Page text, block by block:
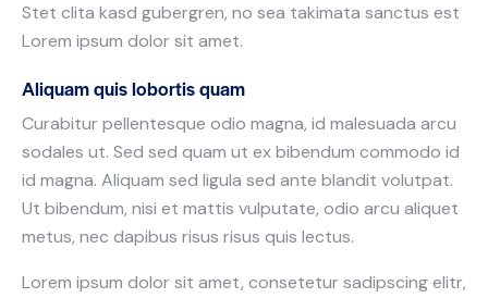
Stet clita kasd gubergren, no sea takimata sanctus est
Lorem ipsum dolor sit amet.
Aliquam quis lobortis quam
Curabitur pellentesque odio magna, id malesuada arcu
sodales ut. Sed sed quam ut ex bibendum commodo id
id magna. Aliquam sed ligula sed ante blandit volutpat.
Ut bibendum, nisi et mattis vulputate, odio arcu aliquet
metus, nec dapibus risus risus quis lectus.
Lorem ipsum dolor sit amet, consetetur sadipscing elitr,